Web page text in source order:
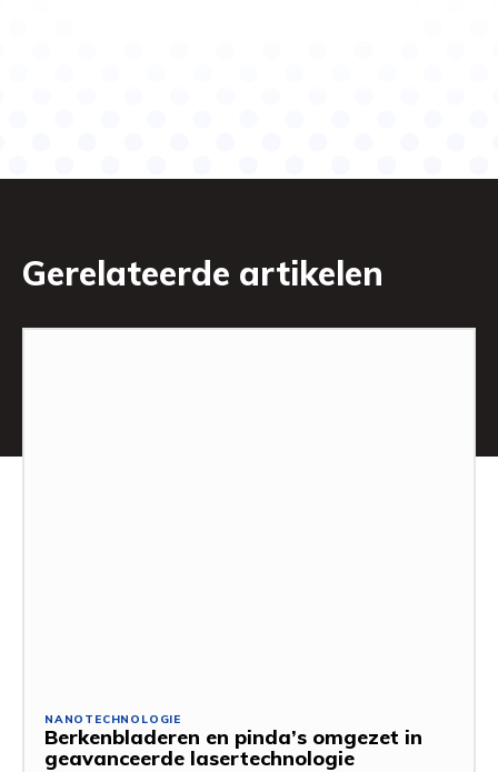
Gerelateerde artikelen
NANOTECHNOLOGIE
Berkenbladeren en pinda’s omgezet in
geavanceerde lasertechnologie